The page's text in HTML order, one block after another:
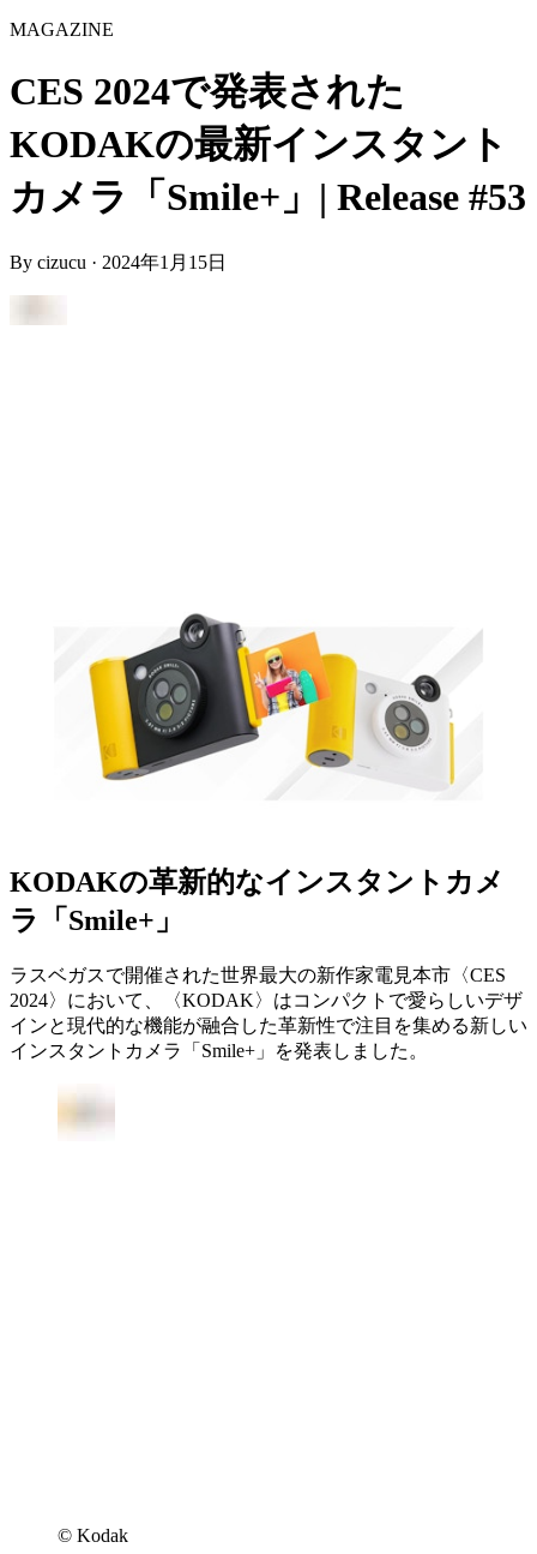
MAGAZINE
CES 2024で発表された
KODAKの最新インスタント
カメラ「Smile+」| Release #53
By cizucu · 2024年1月15日
KODAKの革新的なインスタントカメ
ラ「Smile+」
ラスベガスで開催された世界最大の新作家電見本市〈CES
2024〉において、〈KODAK〉はコンパクトで愛らしいデザ
インと現代的な機能が融合した革新性で注目を集める新しい
インスタントカメラ「Smile+」を発表しました。
©︎ Kodak